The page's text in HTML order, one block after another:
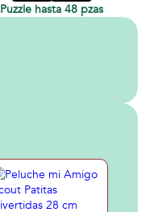
Puzzle hasta 48 pzas